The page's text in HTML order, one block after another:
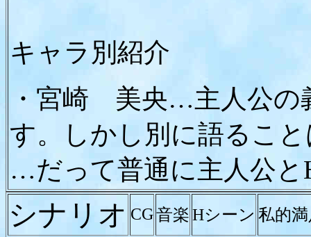
キャラ別紹介
・宮崎 美央…主人公の
す。しかし別に語るこ
…だって普通に主人公
シナリオ CG音楽Hシーン 私的